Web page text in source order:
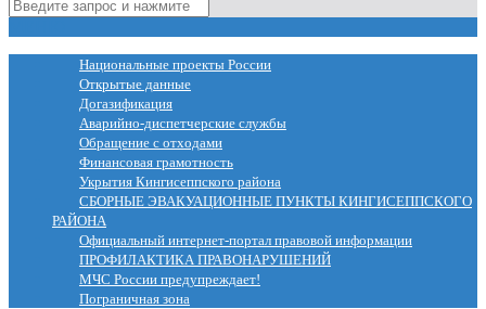
Национальные проекты России
Открытые данные
Догазификация
Аварийно-диспетчерские службы
Обращение с отходами
Финансовая грамотность
Укрытия Кингисеппского района
СБОРНЫЕ ЭВАКУАЦИОННЫЕ ПУНКТЫ КИНГИСЕППСКОГО
РАЙОНА
Официальный интернет-портал правовой информации
ПРОФИЛАКТИКА ПРАВОНАРУШЕНИЙ
МЧС России предупреждает!
Пограничная зона